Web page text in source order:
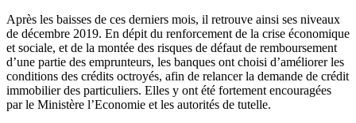
Après les baisses de ces derniers mois, il retrouve ainsi ses niveaux
de décembre 2019. En dépit du renforcement de la crise économique
et sociale, et de la montée des risques de défaut de remboursement
d’une partie des emprunteurs, les banques ont choisi d’améliorer les
conditions des crédits octroyés, afin de relancer la demande de crédit
immobilier des particuliers. Elles y ont été fortement encouragées
par le Ministère l’Economie et les autorités de tutelle.